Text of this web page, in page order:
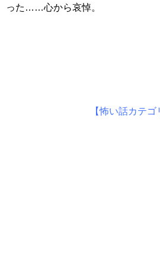
った……心から哀悼。
【怖い話カテゴ